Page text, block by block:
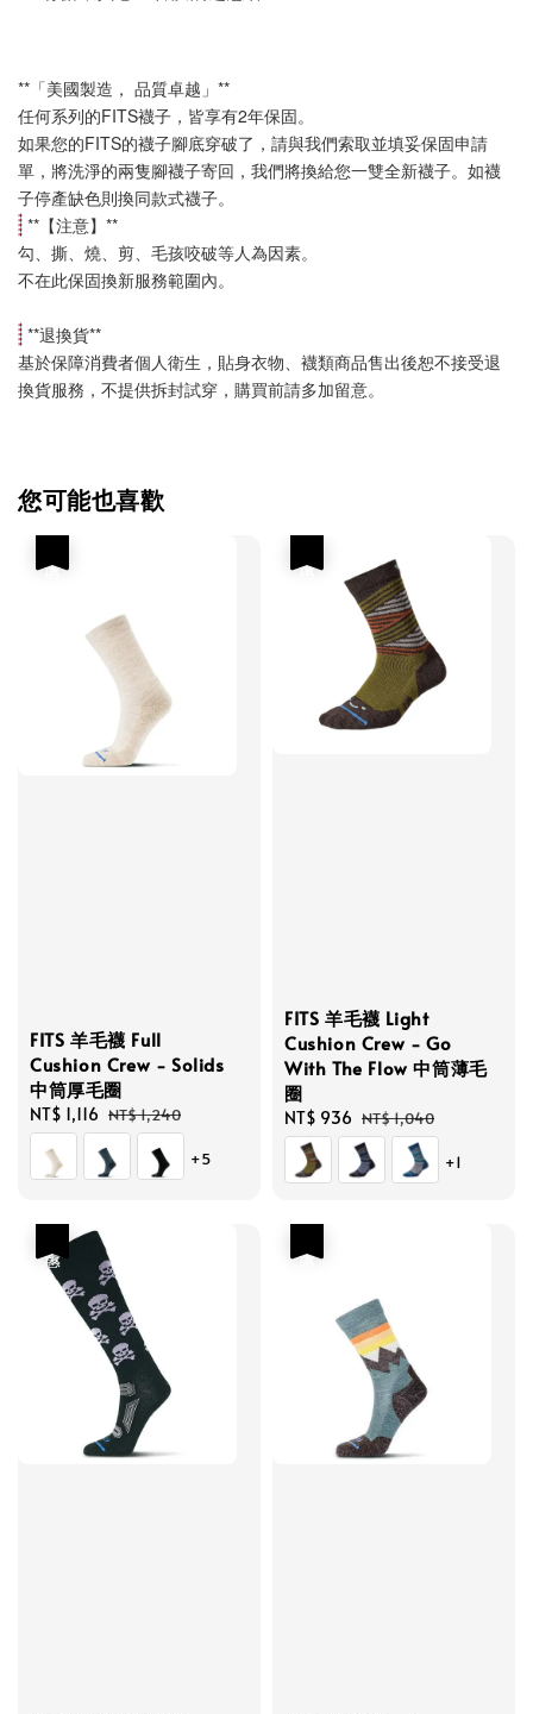
**「美國製造， 品質卓越」**
任何系列的FITS襪子，皆享有2年保固。
如果您的FITS的襪子腳底穿破了，請與我們索取並填妥保固申請
單，將洗淨的兩隻腳襪子寄回，我們將換給您一雙全新襪子。如襪
子停產缺色則換同款式襪子。
**【注意】**
勾、撕、燒、剪、毛孩咬破等人為因素。
不在此保固換新服務範圍內。
**退換貨**
基於保障消費者個人衛生，貼身衣物、襪類商品售出後恕不接受退
換貨服務，不提供拆封試穿，購買前請多加留意。
您可能也喜歡
FITS 羊毛襪 Full
Cushion Crew - Solids
中筒厚毛圈
Sale
price
NT$ 1,116 Regular
price
NT$ 1,240
+5
FITS 羊毛襪 Light
Cushion Crew - Go
With The Flow 中筒薄毛
圈
Sale
price
NT$ 936 Regular
price
NT$ 1,040
+1